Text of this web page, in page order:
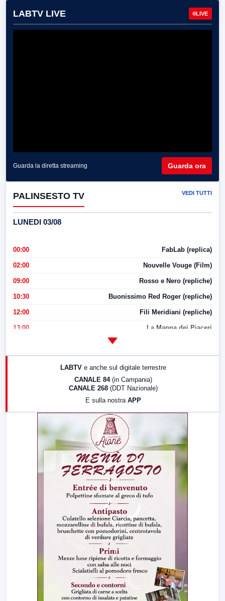
LABTV LIVE LIVE
Guarda la diretta streaming Guarda ora
PALINSESTO TV VEDI TUTTI
LUNEDI 03/08
00:00 FabLab (replica)
02:00 Nouvelle Vouge (Film)
09:00 Rosso e Nero (repliche)
10:30 Buonissimo Red Roger (repliche)
12:00 Fili Meridiani (repliche)
13:00 La Mappa dei Piaceri
LABTV e anche sul digitale terrestre
CANALE 84 (in Campania)
CANALE 268 (DDT Nazionale)
E sulla nostra APP